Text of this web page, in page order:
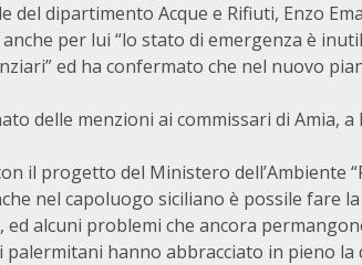
del dipartimento Acque e Rifiuti, Enzo
per lui “lo stato di emergenza è
ed ha confermato che nel nuovo
delle menzioni ai commissari di Amia,
il progetto del Ministero dell’Ambiente
nel capoluogo siciliano è possile fare
alcuni problemi che ancora
palermitani hanno abbracciato in pieno la